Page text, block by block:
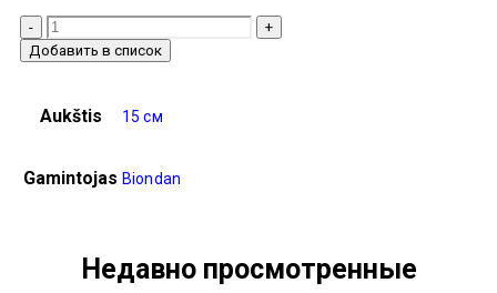
-
+
Добавить в список
Aukštis 15 см
Gamintojas Biondan
Недавно просмотренные